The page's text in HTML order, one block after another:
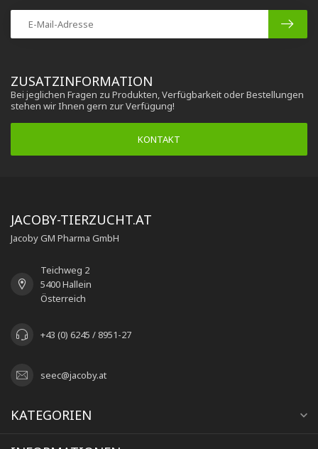
ZUSATZINFORMATION
Bei jeglichen Fragen zu Produkten, Verfügbarkeit oder Bestellungen
stehen wir Ihnen gern zur Verfügung!
KONTAKT
JACOBY-TIERZUCHT.AT
Jacoby GM Pharma GmbH
Teichweg 2
5400 Hallein
Österreich
+43 (0) 6245 / 8951-27
seec@jacoby.at
KATEGORIEN